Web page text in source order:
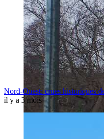
Nord-Ouest: crues historiques
il y a 3 mois